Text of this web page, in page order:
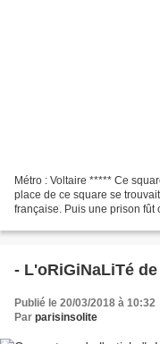
Métro : Voltaire ***** Ce
place de ce square se
française. Puis une prison
- L'oRiGiNaLiTé
Publié le 20/03/2018 à 10:32
Par parisinsolite